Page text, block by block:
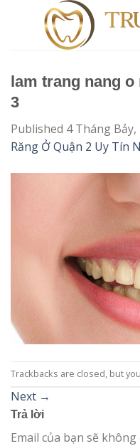
lam trang nang
3
Published 4 Tháng Bảy,
Răng Ở Quận 2 Uy Tín
Trackbacks are closed, but
Next →
Trả lời
Email của bạn sẽ